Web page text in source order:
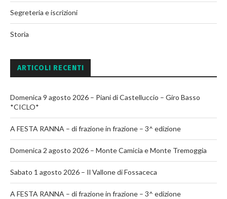
Segreteria e iscrizioni
Storia
ARTICOLI RECENTI
Domenica 9 agosto 2026 – Piani di Castelluccio – Giro Basso
*CICLO*
A FESTA RANNA – di frazione in frazione – 3^ edizione
Domenica 2 agosto 2026 – Monte Camicia e Monte Tremoggia
Sabato 1 agosto 2026 – Il Vallone di Fossaceca
A FESTA RANNA – di frazione in frazione – 3^ edizione